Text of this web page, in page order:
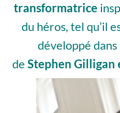
transformatrice
du héros, tel qu’il
développé dans
de Stephen Gilligan